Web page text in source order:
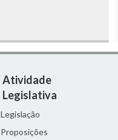
Atividade
Legislativa
Legislação
Proposições